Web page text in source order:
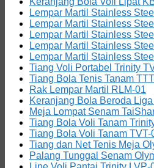
Lempar Martil Stainless
Lempar Martil Stainless
Lempar Martil Stainless
Lempar Martil Stainless
Lempar Martil Stainless
Tiang Voli Portabel Trinity
Tiang Bola Tenis Tanam
Rak Lempar Martil RLM-01
Keranjang Bola Beroda
Meja Lompat Senam
Tiang Bola Voli Tanam
Tiang Bola Voli Tanam TVT-
Tiang dan Net Tenis Meja
Palang Tunggal Senam